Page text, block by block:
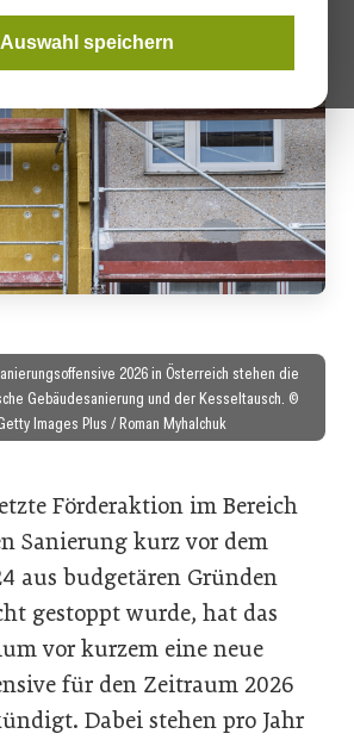
Auswahl speichern
2026 in Österreich stehen die
Gebäudesanierung und der Kesseltausch. ©
Images Plus / Roman Myhalchuk
Förderaktion im Bereich
Sanierung kurz vor dem
aus budgetären Gründen
gestoppt wurde, hat das
vor kurzem eine neue
für den Zeitraum 2026
Dabei stehen pro Jahr